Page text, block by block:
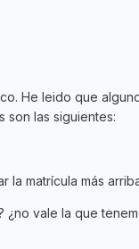
He leido que
son las siguientes:
la matrícula más
¿no vale la que